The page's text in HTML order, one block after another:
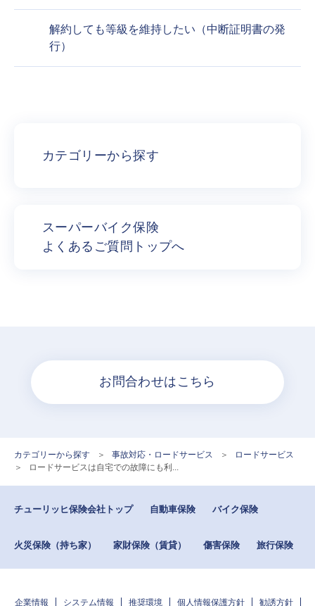
解約しても等級を維持したい（中断証明書の発
行）
カテゴリーから探す
スーパーバイク保険
よくあるご質問トップへ
お問合わせはこちら
カテゴリーから探す > 事故対応・ロードサービス >
ロードサービス
>
ロードサービスは自宅での故障にも利...
チューリッヒ保険会社トップ 自動車保険 バイク保険
火災保険（持ち家） 家財保険（賃貸） 傷害保険 旅行保険
企業情報 システム情報 推奨環境 個人情報保護方針 勧誘方針